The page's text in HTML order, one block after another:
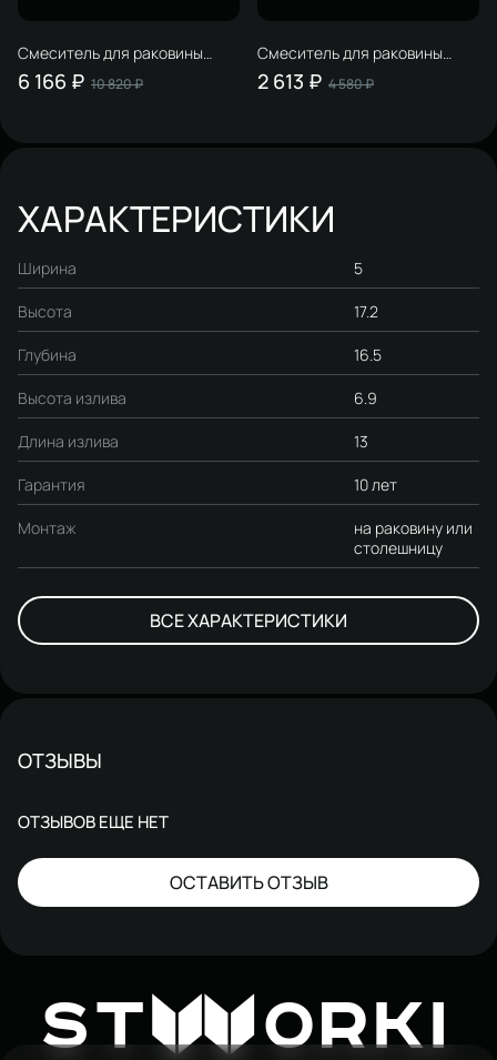
Смеситель для раковины
STWORKI Эстерсунд
S31040GB С ВНУТРЕННЕЙ
6 166 ₽ 10 820 ₽
Смеситель для раковины
STWORKI Хельсинки
HFHS02100 хром
2 613 ₽ 4 580 ₽
ХАРАКТЕРИСТИКИ
Ширина 5
Высота 17.2
Глубина 16.5
Высота излива 6.9
Длина излива 13
Гарантия 10 лет
Монтаж
на раковину или
столешницу
ВСЕ ХАРАКТЕРИСТИКИ
ОТЗЫВЫ
ОТЗЫВОВ ЕЩЕ НЕТ
ОСТАВИТЬ ОТЗЫВ
STW ORKI